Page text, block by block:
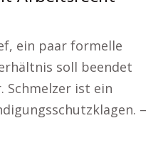
ein paar formelle
soll beendet
Schmelzer ist ein
–